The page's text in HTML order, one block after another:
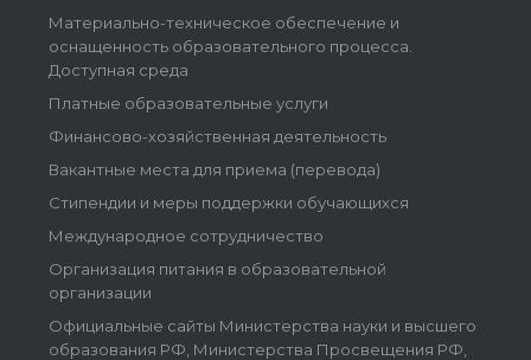
Материально-техническое обеспечение и
оснащенность образовательного процесса.
Доступная среда
Платные образовательные услуги
Финансово-хозяйственная деятельность
Вакантные места для приема (перевода)
Стипендии и меры поддержки обучающихся
Международное сотрудничество
Организация питания в образовательной
организации
Официальные сайты Министерства науки и высшего
образования РФ, Министерства Просвещения РФ,